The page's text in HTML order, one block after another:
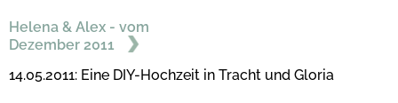
Helena & Alex - vom
Dezember 2011
14.05.2011: Eine DIY-Hochzeit in Tracht und Gloria